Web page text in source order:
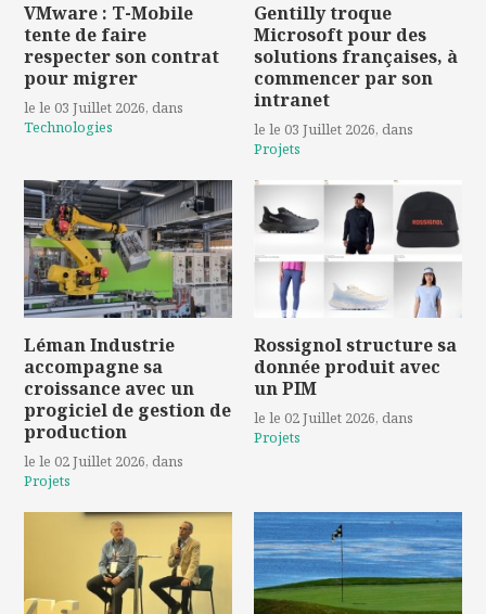
VMware : T-Mobile
tente de faire
respecter son contrat
pour migrer
le le 03 Juillet 2026, dans
Technologies
Gentilly troque
Microsoft pour des
solutions françaises, à
commencer par son
intranet
le le 03 Juillet 2026, dans
Projets
Léman Industrie
accompagne sa
croissance avec un
progiciel de gestion de
production
le le 02 Juillet 2026, dans
Projets
Rossignol structure sa
donnée produit avec
un PIM
le le 02 Juillet 2026, dans
Projets